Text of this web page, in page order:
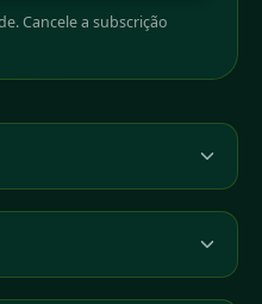
Cancele a subscrição